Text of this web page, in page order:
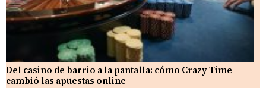
Del casino de barrio a la pantalla: cómo Crazy Time
cambió las apuestas online